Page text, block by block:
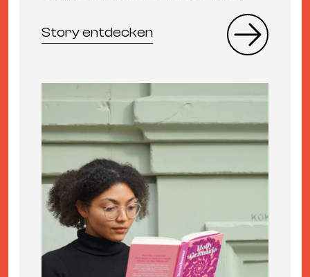
Story entdecken